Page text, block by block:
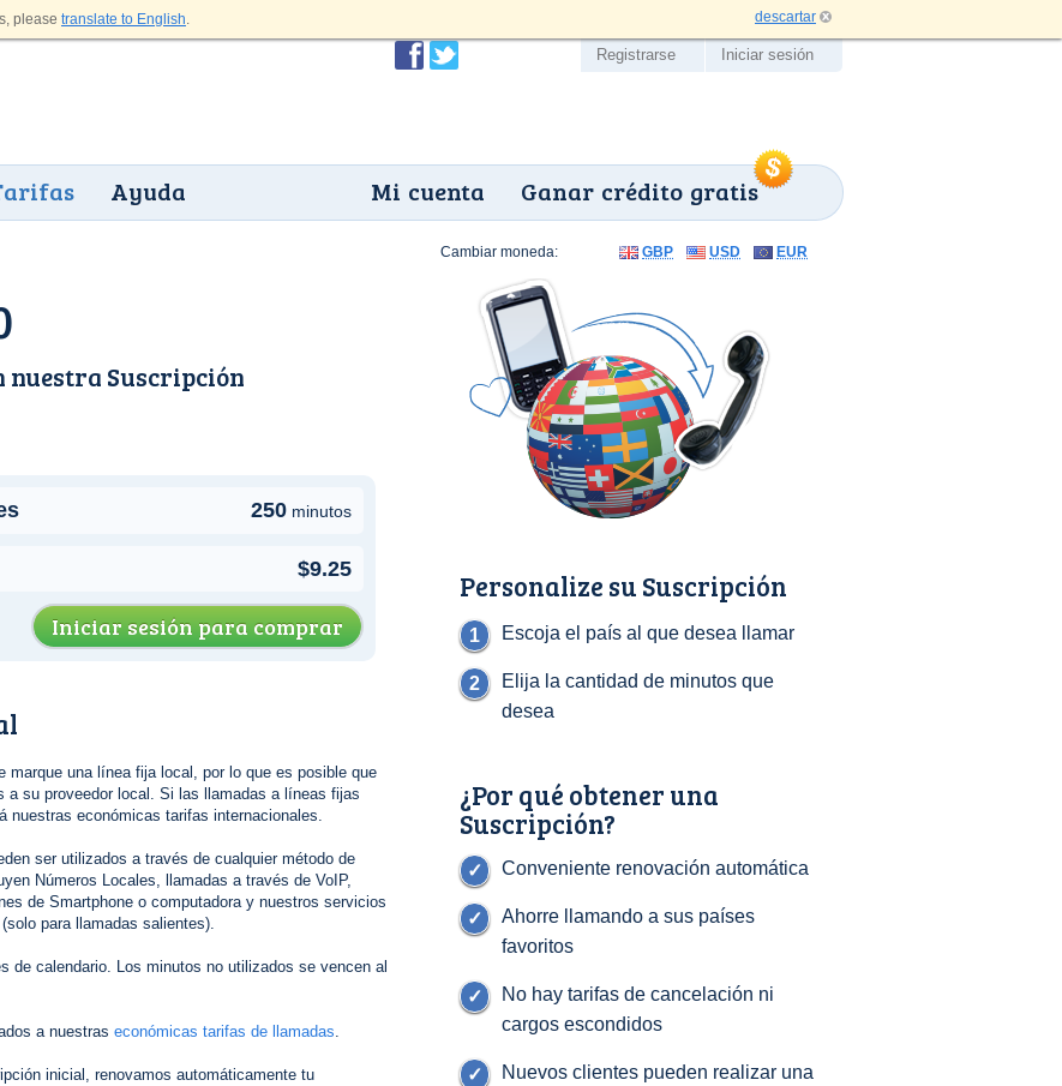
please translate to English. descartar
Ayuda Ganar crédito gratis
Mi cuenta
Registrarse Iniciar sesión
Cambiar moneda: GBP USD EUR
nuestra Suscripción
250 minutos
$9.25
Iniciar sesión para comprar
marque una línea fija local, por lo que es posible que
a su proveedor local. Si las llamadas a líneas fijas
nuestras económicas tarifas internacionales.
ser utilizados a través de cualquier método de
Números Locales, llamadas a través de VoIP,
de Smartphone o computadora y nuestros servicios
para llamadas salientes).
de calendario. Los minutos no utilizados se vencen al
a nuestras económicas tarifas de llamadas.
inicial, renovamos automáticamente tu
Personalize su Suscripción
Escoja el país al que desea llamar
Elija la cantidad de minutos que
desea
¿Por qué obtener una
Suscripción?
Conveniente renovación automática
Ahorre llamando a sus países
favoritos
No hay tarifas de cancelación ni
cargos escondidos
Nuevos clientes pueden realizar una